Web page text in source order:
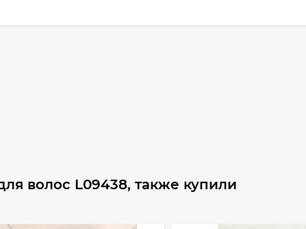
волос L09438, также купили